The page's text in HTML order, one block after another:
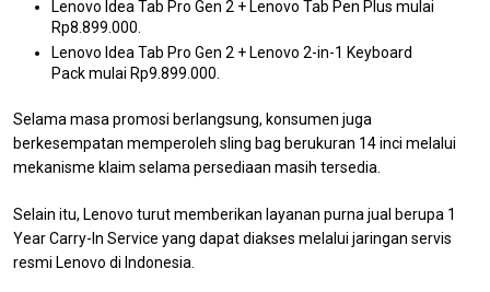
Lenovo Idea Tab Pro Gen 2 + Lenovo Tab Pen Plus mulai
Rp8.899.000.
Lenovo Idea Tab Pro Gen 2 + Lenovo 2-in-1 Keyboard
Pack mulai Rp9.899.000.
Selama masa promosi berlangsung, konsumen juga
berkesempatan memperoleh sling bag berukuran 14 inci melalui
mekanisme klaim selama persediaan masih tersedia.
Selain itu, Lenovo turut memberikan layanan purna jual berupa 1
Year Carry-In Service yang dapat diakses melalui jaringan servis
resmi Lenovo di Indonesia.